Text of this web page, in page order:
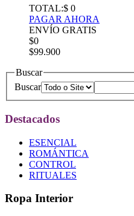
TOTAL:$ 0
PAGAR AHORA
ENVÍO GRATIS
$0
$99.900
Buscar
Buscar
Destacados
ESENCIAL
ROMÁNTICA
CONTROL
RITUALES
Ropa Interior